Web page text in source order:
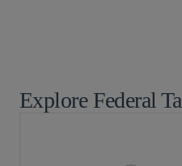
Explore Federal